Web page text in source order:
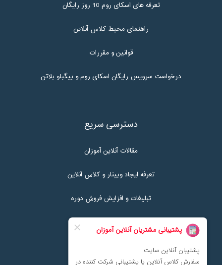
تعرفه های اسکای روم 10 روز رایگان
راهنمای محیط کلاس آنلاین
قوانین و مقررات
درخواست سرویس رایگان اسکای روم و بیگبلو بلاتن
دسترسی سریع
مقالات آنلاین آموزان
تعرفه ایجاد وبینار و کلاس آنلاین
تبلیغات و افزایش فروش دوره